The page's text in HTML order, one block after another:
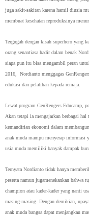
juga sakit-sakitan karena hamil diusia
membuat kesehatan reproduksinya
Tergugah dengan kisah superhero yang
orang senantiasa hadir dalam benak
siapa pun itu bisa mengambil peran
2016, Nordianto menggagas
edukasi dan pelatihan kepada remaja.
Lewat program GenRengers Educamp,
Akan tetapi ia mengajarkan berbagai hal
kemandirian ekonomi dalam
anak muda mampu menyerap informasi
usia muda memiliki banyak dampak
Ternyata Nordianto tidak hanya
peserta namun jugamenekankan bahwa
champion atau kader-kader yang nanti
masing-masing. Dengan demikian,
anak muda bangsa dapat menjangkau